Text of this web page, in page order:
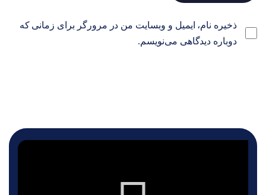
ذخیره نام، ایمیل و وبسایت من در مرورگر برای زمانی که
دوباره دیدگاهی می‌نویسم.